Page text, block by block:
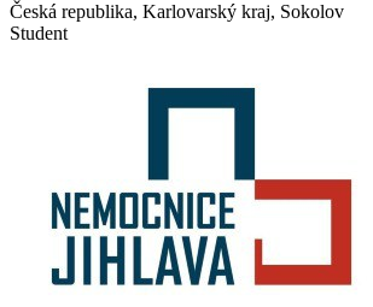
Česká republika, Karlovarský kraj, Sokolov
Student